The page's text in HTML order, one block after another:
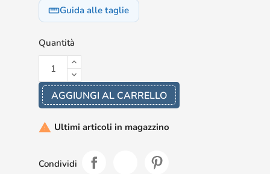
straightenGuida alle taglie
Quantità
AGGIUNGI AL CARRELLO
 Ultimi articoli in magazzino
Condividi